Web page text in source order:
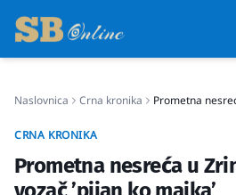
Politika
Naslovnica Crna kronika Prometna
CRNA KRONIKA
Prometna nesreća u